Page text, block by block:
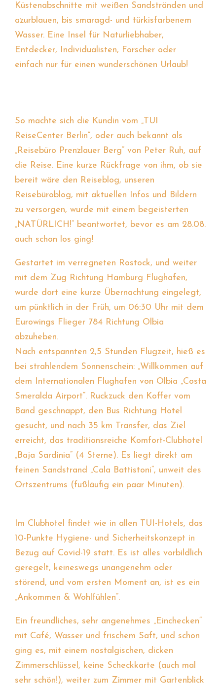
Küstenabschnitte mit weißen Sandstränden und
azurblauen, bis smaragd- und türkisfarbenem
Wasser. Eine Insel für Naturliebhaber,
Entdecker, Individualisten, Forscher oder
einfach nur für einen wunderschönen Urlaub!
So machte sich die Kundin vom „TUI
ReiseCenter Berlin“, oder auch bekannt als
„Reisebüro Prenzlauer Berg“ von Peter Ruh, auf
die Reise. Eine kurze Rückfrage von ihm, ob sie
bereit wäre den Reiseblog, unseren
Reisebüroblog, mit aktuellen Infos und Bildern
zu versorgen, wurde mit einem begeisterten
„NATÜRLICH!“ beantwortet, bevor es am 28.08.
auch schon los ging!
Gestartet im verregneten Rostock, und weiter
mit dem Zug Richtung Hamburg Flughafen,
wurde dort eine kurze Übernachtung eingelegt,
um pünktlich in der Früh, um 06:30 Uhr mit dem
Eurowings Flieger 784 Richtung Olbia
abzuheben.
Nach entspannten 2,5 Stunden Flugzeit, hieß es
bei strahlendem Sonnenschein: „Willkommen auf
dem Internationalen Flughafen von Olbia „Costa
Smeralda Airport“. Ruckzuck den Koffer vom
Band geschnappt, den Bus Richtung Hotel
gesucht, und nach 35 km Transfer, das Ziel
erreicht, das traditionsreiche Komfort-Clubhotel
„Baja Sardinia“ (4 Sterne). Es liegt direkt am
feinen Sandstrand „Cala Battistoni“, unweit des
Ortszentrums (fußläufig ein paar Minuten).
Im Clubhotel findet wie in allen TUI-Hotels, das
10-Punkte Hygiene- und Sicherheitskonzept in
Bezug auf Covid-19 statt. Es ist alles vorbildlich
geregelt, keineswegs unangenehm oder
störend, und vom ersten Moment an, ist es ein
„Ankommen & Wohlfühlen“.
Ein freundliches, sehr angenehmes „Einchecken“
mit Café, Wasser und frischem Saft, und schon
ging es, mit einem nostalgischen, dicken
Zimmerschlüssel, keine Scheckkarte (auch mal
sehr schön!), weiter zum Zimmer mit Gartenblick